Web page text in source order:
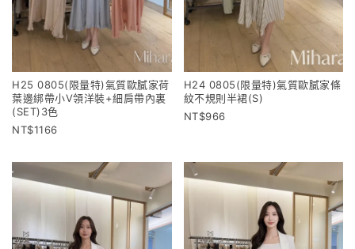
H25 0805(限量特)氣質歐膩家荷
葉邊綁帶小V領洋裝+細肩帶內裏
(SET)3色
1166
H24 0805(限量特)氣質歐膩家條
紋不規則半裙(S)
966